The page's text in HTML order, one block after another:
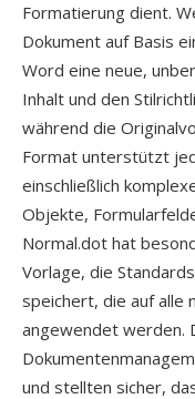
Formatierung dient.
Dokument auf Basis
Word eine neue,
Inhalt und den
während die
Format unterstützt
einschließlich
Objekte,
Normal.dot hat
Vorlage, die
speichert, die auf alle
angewendet werden.
und stellten sicher,